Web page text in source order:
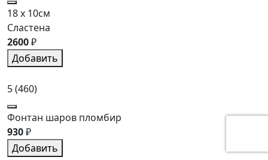
18 x 10см
Сластена
2600₽
Добавить
5(460)
Фонтан шаров пломбир
930₽
Добавить